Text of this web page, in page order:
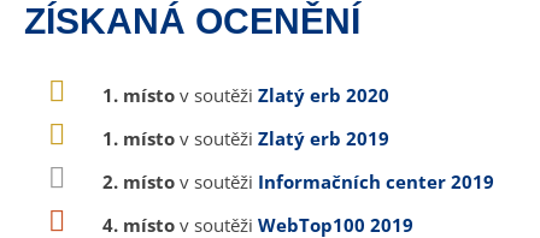
ZÍSKANÁ OCENĚNÍ
1. místo v soutěži Zlatý erb 2020
1. místo v soutěži Zlatý erb 2019
2. místo v soutěži Informačních center 2019
4. místo v soutěži WebTop100 2019